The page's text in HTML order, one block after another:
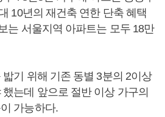
10년의 재건축 연한 단축 혜택
는 서울지역 아파트는 모두 18만
기 위해 기존 동별 3분의 2이상
는데 앞으로 절반 이상 가구의
가능하다.